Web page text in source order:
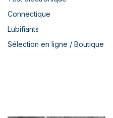
Connectique
Lubifiants
Sélection en ligne / Boutique